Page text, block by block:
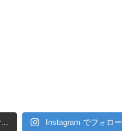
Instagram でフォロー